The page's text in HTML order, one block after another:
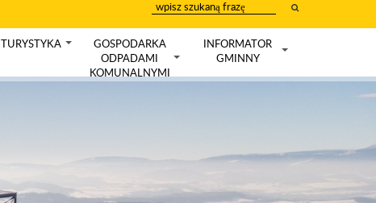
wpisz
szukany
tekst
TURYSTYKA
GOSPODARKA
ODPADAMI
KOMUNALNYMI
INFORMATOR
GMINNY